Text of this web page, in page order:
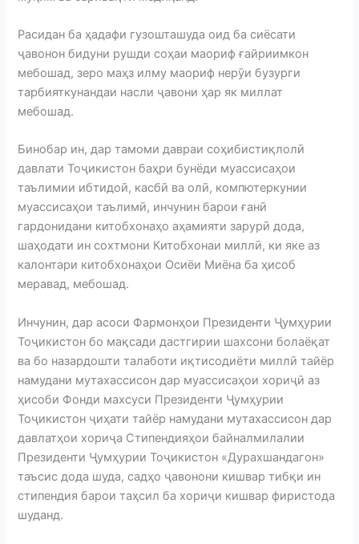
Расидан ба ҳадафи гузошташуда оид ба сиёсати
ҷавонон бидуни рушди соҳаи маориф ғайриимкон
мебошад, зеро маҳз илму маориф нерӯи бузурги
тарбияткунандаи насли ҷавони ҳар як миллат
мебошад.
Бинобар ин, дар тамоми давраи соҳибистиқлолӣ
давлати Тоҷикистон баҳри бунёди муассисаҳои
таълимии ибтидоӣ, касбӣ ва олӣ, компютеркунии
муассисаҳои таълимӣ, инчунин барои ғанӣ
гардонидани китобхонаҳо аҳамияти зарурӣ дода,
шаҳодати ин сохтмони Китобхонаи миллӣ, ки яке аз
калонтари китобхонаҳои Осиёи Миёна ба ҳисоб
меравад, мебошад.
Инчунин, дар асоси Фармонҳои Президенти Ҷумҳурии
Тоҷикистон бо мақсади дастгирии шахсони болаёқат
ва бо назардошти талаботи иқтисодиёти миллӣ тайёр
намудани мутахассисон дар муассисаҳои хориҷӣ аз
ҳисоби Фонди махсуси Президенти Ҷумҳурии
Тоҷикистон ҷиҳати тайёр намудани мутахассисон дар
давлатҳои хориҷа Стипендияҳои байналмилалии
Президенти Ҷумҳурии Тоҷикистон «Дурахшандагон»
таъсис дода шуда, садҳо ҷавонони кишвар тибқи ин
стипендия барои таҳсил ба хориҷи кишвар фиристода
шуданд.